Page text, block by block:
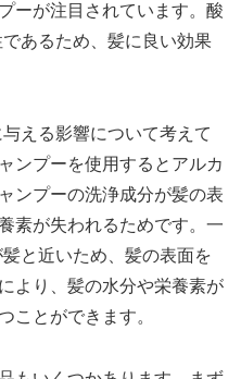
ーが注目されています。酸
あるため、髪に良い効果
える影響について考えて
ンプーを使用するとアルカ
ンプーの洗浄成分が髪の表
素が失われるためです。一
と近いため、髪の表面を
より、髪の水分や栄養素が
ことができます。